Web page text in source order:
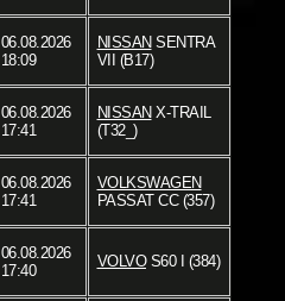
06.08.2026
18:09
NISSAN SENTRA
VII (B17)
06.08.2026
17:41
NISSAN X-TRAIL
(T32_)
06.08.2026
17:41
VOLKSWAGEN
PASSAT CC (357)
06.08.2026
17:40
VOLVOS60 I (384)